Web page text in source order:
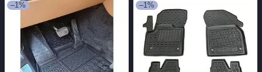
–1% –1%